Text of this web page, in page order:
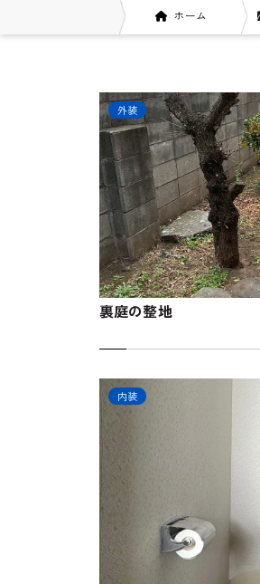
ホーム
外装
裏庭の整地
内装